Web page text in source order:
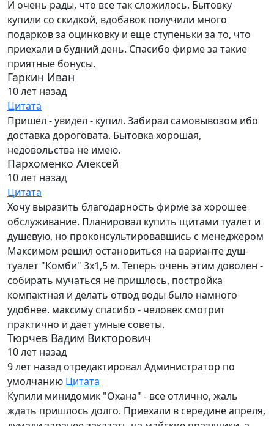
И очень рады, что все так сложилось. Бытовку
купили со скидкой, вдобавок получили много
подарков за оцинковку и еще ступеньки за то, что
приехали в будний день. Спасибо фирме за такие
приятные бонусы.
Гаркин Иван
10 лет назад
Цитата
Пришел - увидел - купил. Забирал самовывозом ибо
доставка дороговата. Бытовка хорошая,
недовольства не имею.
Пархоменко Алексей
10 лет назад
Цитата
Хочу выразить благодарность фирме за хорошее
обслуживание. Планировал купить щитами туалет и
душевую, но проконсультировавшись с менеджером
Максимом решил остановиться на варианте душ-
туалет "Комби" 3х1,5 м. Теперь очень этим доволен -
собирать мучаться не пришлось, постройка
компактная и делать отвод воды было намного
удобнее. максиму спасибо - человек смотрит
практично и дает умные советы.
Тюрчев Вадим Викторович
10 лет назад
9 лет назад отредактировал Администратор по
умолчанию Цитата
Купили минидомик "Охана" - все отлично, жаль
ждать пришлось долго. Приехали в середине апреля,